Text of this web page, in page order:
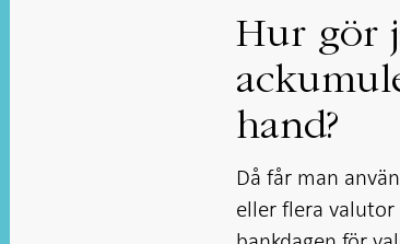
Hur gör
hand?
Då får man
eller flera